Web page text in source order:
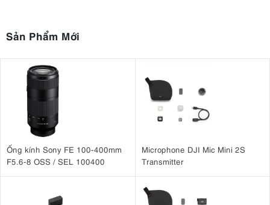
Sản Phẩm Mới
Ống kính Sony FE 100-400mm
F5.6-8 OSS / SEL 100400
Microphone DJI Mic Mini 2S
Transmitter